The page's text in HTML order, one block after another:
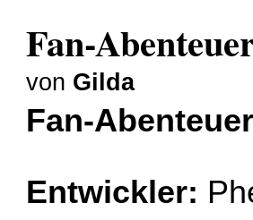
Fan-
von Gilda
Fan-
Entwickler: